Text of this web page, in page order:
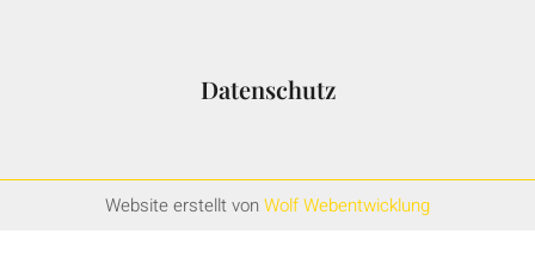
Datenschutz
Website erstellt von Wolf Webentwicklung